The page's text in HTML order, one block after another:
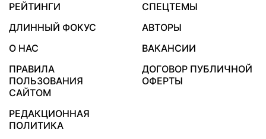
РЕЙТИНГИ
СПЕЦТЕМЫ
ДЛИННЫЙ ФОКУС
АВТОРЫ
О НАС
ВАКАНСИИ
ПРАВИЛА
ПОЛЬЗОВАНИЯ
САЙТОМ
ДОГОВОР ПУБЛИЧНОЙ
ОФЕРТЫ
РЕДАКЦИОННАЯ
ПОЛИТИКА